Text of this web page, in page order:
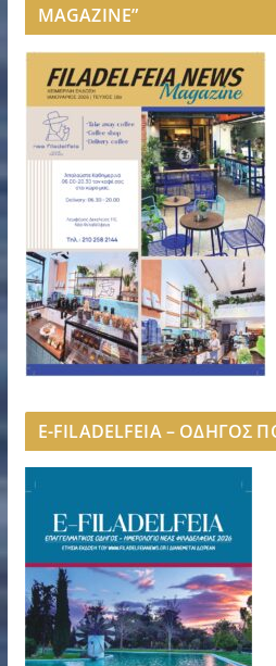
MAGAZINE”
E-FILADELFEIA – ΟΔΗΓΟΣ